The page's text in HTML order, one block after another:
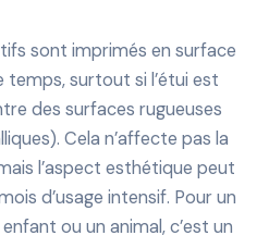
sont imprimés en surface
temps, surtout si l’étui est
des surfaces rugueuses
Cela n’affecte pas la
l’aspect esthétique peut
d’usage intensif. Pour un
ou un animal, c’est un